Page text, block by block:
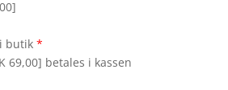
butik *
69,00] betales i kassen